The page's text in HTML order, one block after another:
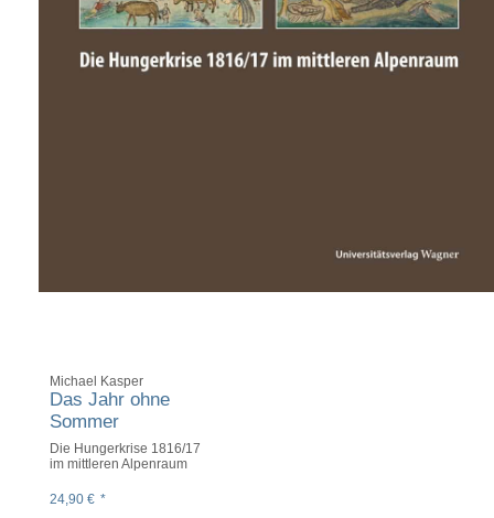
Michael Kasper
Das Jahr ohne
Sommer
Die Hungerkrise 1816/17
im mittleren Alpenraum
24,90 € *